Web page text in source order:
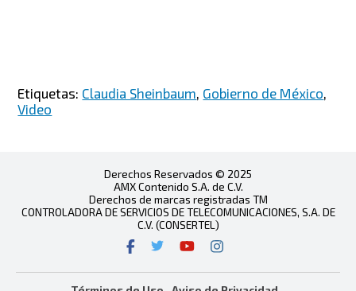
Etiquetas: Claudia Sheinbaum, Gobierno de México,
Video
Derechos Reservados © 2025
AMX Contenido S.A. de C.V.
Derechos de marcas registradas TM
CONTROLADORA DE SERVICIOS DE TELECOMUNICACIONES, S.A. DE
C.V. (CONSERTEL)